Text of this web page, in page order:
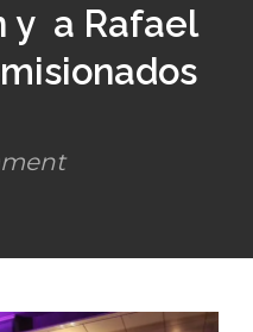
y a Rafael